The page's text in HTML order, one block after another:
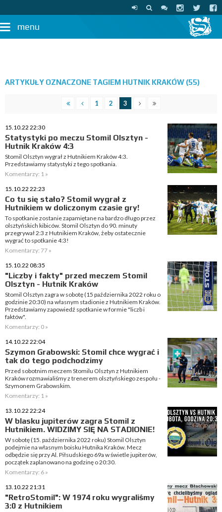
menu
ARTYKUŁY OZNACZONE TAGIEM HUTNIK KRAKÓW (55)
1 2 3
15.10.22 22:30
Statystyki po meczu Stomil Olsztyn -
Hutnik Kraków 4:3
Stomil Olsztyn wygrał z Hutnikiem Kraków 4:3.
Przedstawiamy statystyki z tego spotkania.
Komentarzy: 1 »
15.10.22 22:23
Co tu się stało? Stomil wygrał z
Hutnikiem w doliczonym czasie gry!
To spotkanie zostanie zapamiętane na bardzo długo przez
olsztyńskich kibiców. Stomil Olsztyn do 90. minuty
przegrywał 2:3 z Hutnikiem Kraków, żeby ostatecznie
wygrać to spotkanie 4:3!
Komentarzy: 77 »
15.10.22 08:35
"Liczby i fakty" przed meczem Stomil
Olsztyn - Hutnik Kraków
Stomil Olsztyn zagra w sobotę (15 października 2022 roku o
godzinie 20:30) na własnym stadionie z Hutnikiem Kraków.
Przedstawiamy zapowiedź spotkanie w formie "liczb i
faktów".
Komentarzy: 0 »
14.10.22 22:04
Szymon Grabowski: Stomil chce wygrać i
tak do tego podchodzimy
Przed sobotnim meczem Stomilu Olsztyn z Hutnikiem
Kraków rozmawialiśmy z trenerem olsztyńskiego zespołu -
Szymonem Grabowskim.
Komentarzy: 1 »
13.10.22 22:24
W blasku jupiterów zagra Stomil z
Hutnikiem. WIDZIMY SIĘ NA STADIONIE!
W sobotę (15. października 2022 roku) Stomil Olsztyn
podejmie na własnym boisku Hutnika Kraków. Mecz
odbędzie się przy Al. Piłsudskiego 69a w świetle jupiterów,
początek zaplanowano na godzinę o 20:30.
Komentarzy: 6 »
13.10.22 21:31
"RetroStomil": W 1974 roku wygraliśmy
3:0 z Hutnikiem